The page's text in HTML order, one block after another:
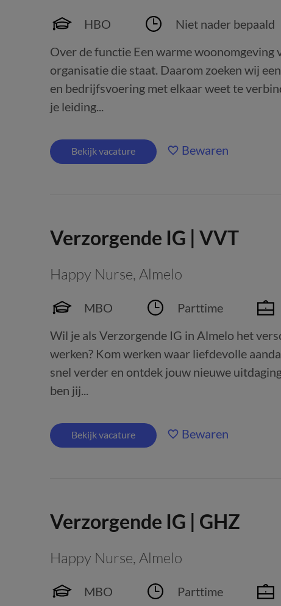
HBO Niet nader bepaald
Over de functie Een warme woonomgeving
organisatie die staat. Daarom zoeken wij
en bedrijfsvoering met elkaar weet te
je leiding...
Bekijk vacature Bewaren
Verzorgende IG | VVT
Happy Nurse, Almelo
MBO Parttime
Wil je als Verzorgende IG in Almelo het
werken? Kom werken waar liefdevolle
snel verder en ontdek jouw nieuwe
ben jij...
Bekijk vacature Bewaren
Verzorgende IG | GHZ
Happy Nurse, Almelo
MBO Parttime